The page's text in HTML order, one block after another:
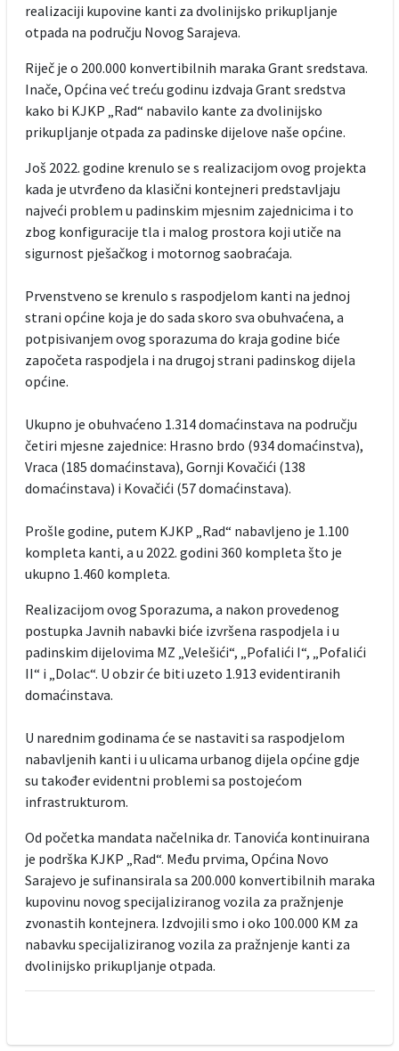
realizaciji kupovine kanti za dvolinijsko prikupljanje
otpada na području Novog Sarajeva.
Riječ je o 200.000 konvertibilnih maraka Grant sredstava.
Inače, Općina već treću godinu izdvaja Grant sredstva
kako bi KJKP „Rad“ nabavilo kante za dvolinijsko
prikupljanje otpada za padinske dijelove naše općine.
Još 2022. godine krenulo se s realizacijom ovog projekta
kada je utvrđeno da klasični kontejneri predstavljaju
najveći problem u padinskim mjesnim zajednicima i to
zbog konfiguracije tla i malog prostora koji utiče na
sigurnost pješačkog i motornog saobraćaja.
Prvenstveno se krenulo s raspodjelom kanti na jednoj
strani općine koja je do sada skoro sva obuhvaćena, a
potpisivanjem ovog sporazuma do kraja godine biće
započeta raspodjela i na drugoj strani padinskog dijela
općine.
Ukupno je obuhvaćeno 1.314 domaćinstava na području
četiri mjesne zajednice: Hrasno brdo (934 domaćinstva),
Vraca (185 domaćinstava), Gornji Kovačići (138
domaćinstava) i Kovačići (57 domaćinstava).
Prošle godine, putem KJKP „Rad“ nabavljeno je 1.100
kompleta kanti, a u 2022. godini 360 kompleta što je
ukupno 1.460 kompleta.
Realizacijom ovog Sporazuma, a nakon provedenog
postupka Javnih nabavki biće izvršena raspodjela i u
padinskim dijelovima MZ „Velešići“, „Pofalići I“, „Pofalići
II“ i „Dolac“. U obzir će biti uzeto 1.913 evidentiranih
domaćinstava.
U narednim godinama će se nastaviti sa raspodjelom
nabavljenih kanti i u ulicama urbanog dijela općine gdje
su također evidentni problemi sa postojećom
infrastrukturom.
Od početka mandata načelnika dr. Tanovića kontinuirana
je podrška KJKP „Rad“. Među prvima, Općina Novo
Sarajevo je sufinansirala sa 200.000 konvertibilnih maraka
kupovinu novog specijaliziranog vozila za pražnjenje
zvonastih kontejnera. Izdvojili smo i oko 100.000 KM za
nabavku specijaliziranog vozila za pražnjenje kanti za
dvolinijsko prikupljanje otpada.